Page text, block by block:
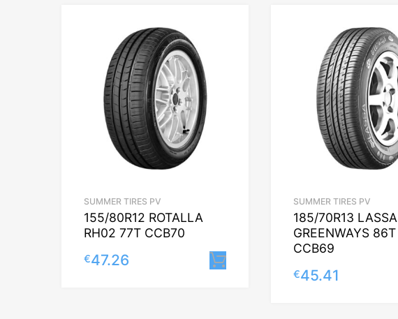
SUMMER TIRES PV
155/80R12 ROTALLA
RH02 77T CCB70
€47.26
SUMMER TIRES PV
185/70R13 LASSA
GREENWAYS 86T
CCB69
€45.41